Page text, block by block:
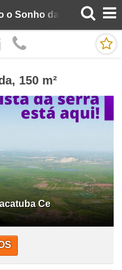
o Sonho da Casa Própria
150 m²
Ce